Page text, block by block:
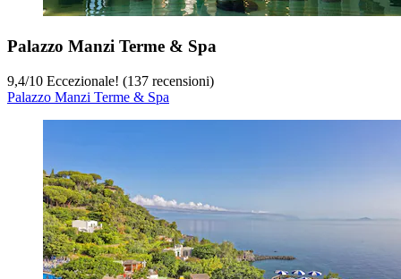
Palazzo Manzi Terme & Spa
9,4/10 Eccezionale! (137 recensioni)
Palazzo Manzi Terme & Spa